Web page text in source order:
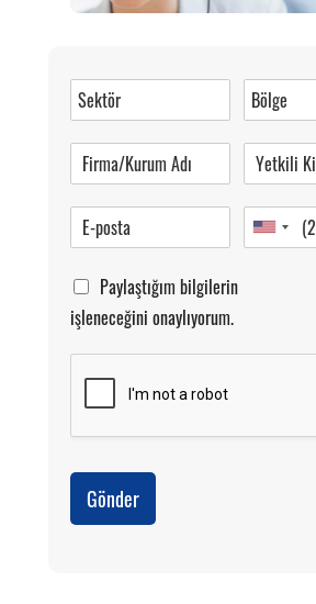
0 (216) 462 49 34
Pazartesi-Cumartesi 09.00-
Paylaştığım bilgilerin
işleneceğini onaylıyorum.
Gönder